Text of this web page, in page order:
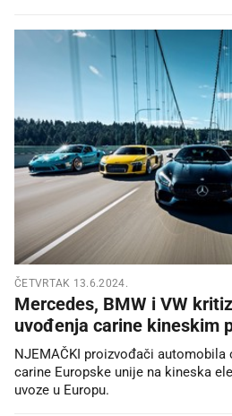
ČETVRTAK 13.6.2024.
Mercedes, BMW i VW
uvođenja carine kineskim
NJEMAČKI proizvođači
carine Europske unije na kineska
uvoze u Europu.